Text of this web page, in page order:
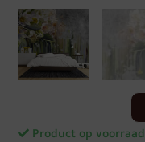
Product op voorraad